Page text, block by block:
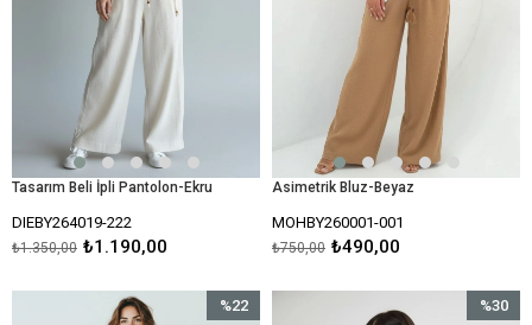
Tasarım Beli İpli Pantolon-Ekru
DIEBY264019-222
₺1.190,00
₺1.350,00
Asimetrik Bluz-Beyaz
MOHBY260001-001
₺490,00
₺750,00
%22
%30